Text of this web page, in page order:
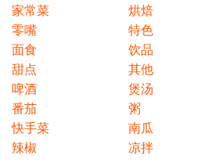
家常菜
烘焙
零嘴
特色
面食
饮品
甜点
其他
啤酒
煲汤
番茄
粥
快手菜
南瓜
辣椒
凉拌